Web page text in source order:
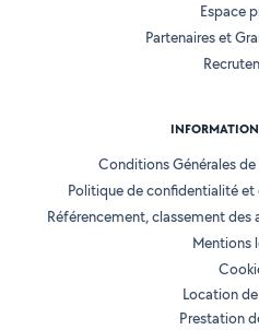
Espace
Partenaires et
Conditions Générales
Politique de confidentialité et
Référencement, classement des
Mentions
Location
Prestation